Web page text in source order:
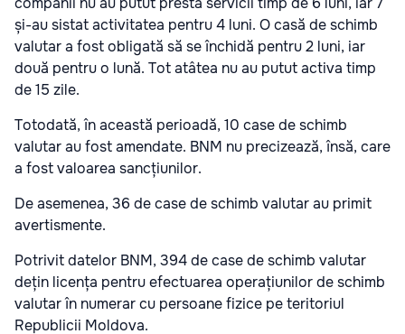
și-au sistat activitatea pentru 4 luni. O casă de schimb
valutar a fost obligată să se închidă pentru 2 luni, iar
două pentru o lună. Tot atâtea nu au putut activa timp
de 15 zile.
Totodată, în această perioadă, 10 case de schimb
valutar au fost amendate. BNM nu precizează, însă, care
a fost valoarea sancțiunilor.
De asemenea, 36 de case de schimb valutar au primit
avertismente.
Potrivit datelor BNM, 394 de case de schimb valutar
dețin licența pentru efectuarea operațiunilor de schimb
valutar în numerar cu persoane fizice pe teritoriul
Republicii Moldova.